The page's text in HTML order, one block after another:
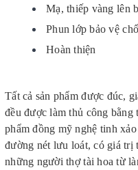
Mạ, thiếp vàng lên
Phun lớp bảo vệ
Hoàn thiện
Tất cả sản phẩm được đúc,
đều được làm thủ công bằng
phẩm đồng mỹ nghệ tinh
đường nét lưu loát, có giá trị
những người thợ tài hoa từ